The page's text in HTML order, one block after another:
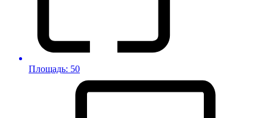
Площадь: 50